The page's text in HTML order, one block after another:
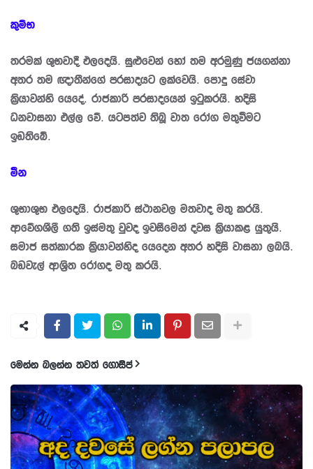
කුම්භ
තරමක් ශුභවාදී ඵලදෙයි. සුළුවෙන් හෝ තම අරමුණු ජයගන්නා
අතර තම ඥාතීන්ගේ ප‍්‍රසාදයට ලක්වෙයි. පොදු සේවා
ක්‍රියාවන්හි යෙදේ. රාජකාරි ප‍්‍රසාදයෙන් ඉටුකරයි. හදිසි
ධනවාසනා එල්ල වේ. යටපත්ව තිබූ වාත රෝග මතුවීමට
ඉඩතිබේ.
මීන
ශුභාශුභ ඵලදෙයි. රාජකාරි ස්ථානවල මතවාද මතු කරයි.
ආවේගශීලී ගති ඉස්මතු වුවද ඉවසීමෙන් දවස ක්‍රියාකළ යුතුයි.
සමාජ සත්කාරක ක්‍රියාවන්හිද යෙදෙන අතර හදිසි වාසනා ලබයි.
බඩවැල් ආශ‍්‍රිත රෝගද මතු කරයි.
මෙන්න බලන්න තවත් ගොසිප්